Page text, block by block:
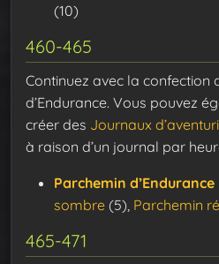
(10)
460-465
Continuez avec la confection
d’Endurance. Vous pouvez
créer des Journaux
à raison d’un journal par
Parchemin d’Endurance
sombre (5), Parchemin
465-471